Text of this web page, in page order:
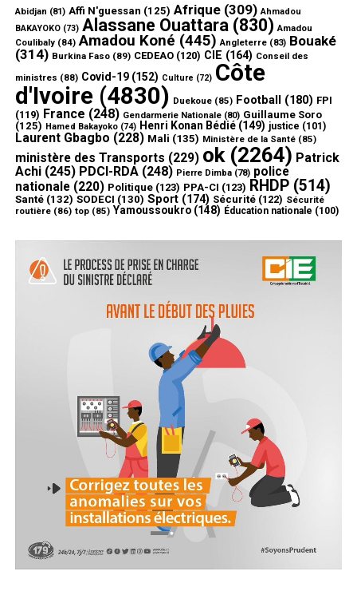
Abidjan (81) Affi N'guessan (125) Afrique(309) Ahmadou
BAKAYOKO(73) Alassane Ouattara (830) Amadou
Coulibaly(84) Amadou Koné (445) Angleterre(83) Bouaké
(314) Burkina Faso(89) CEDEAO(120) CIE (164) Conseil des
ministres (88) Covid-19(152) Culture (72) Côte
d'Ivoire(4830) Duekoue(85) Football (180) FPI
(119) France (248) Gendarmerie Nationale(80) Guillaume Soro
(125) Hamed Bakayoko(74) Henri Konan Bédié(149) justice (101)
Laurent Gbagbo (228) Mali (135) Ministère de la Santé(85)
ministère des Transports (229) ok(2264) Patrick
Achi(245) PDCI-RDA(248) Pierre Dimba(78) police
nationale(220) Politique(123) PPA-CI (123) RHDP(514)
Santé(132) SODECI (130) Sport(174) Sécurité(122) Sécurité
routière(86) top(85) Yamoussoukro(148) Éducation nationale (100)